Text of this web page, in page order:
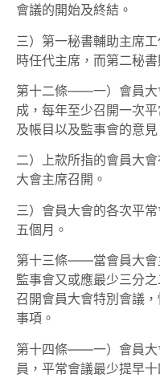
會議的開始及終結。
三）第一秘書輔助主席
時任代主席，而第二秘
第十二條——一）會員大
成，每年至少召開一次
及帳目以及監事會的意見
二）上款所指的會員大
大會主席召開。
三）會員大會的各次平
五個月。
第十三條——當會員大會
監事會又或應最少三分
召開會員大會特別會議
事項。
第十四條——一）會員大
員，平常會議最少提早